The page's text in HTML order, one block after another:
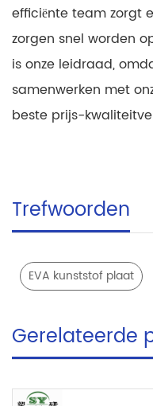
efficiënte team zorgt
zorgen snel worden
is onze leidraad,
samenwerken met
beste prijs-
Trefwoorden
EVA kunststof plaat
Gerelateerde